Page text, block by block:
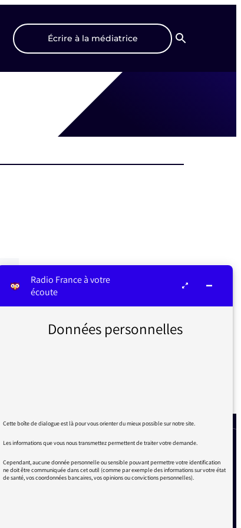
Écrire à la médiatrice
Recherche
Radio France à votre
écoute
Données personnelles
Cette boîte de dialogue est là pour vous orienter du mieux possible sur notre site.
Les informations que vous nous transmettez permettent de traiter votre demande.
Cependant, aucune donnée personnelle ou sensible pouvant permettre votre identification
ne doit être communiquée dans cet outil (comme par exemple des informations sur votre état
de santé, vos coordonnées bancaires, vos opinions ou convictions personnelles).